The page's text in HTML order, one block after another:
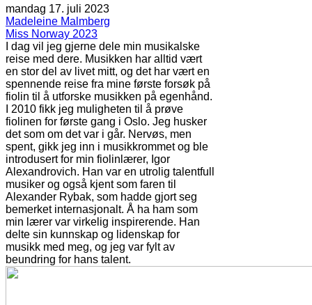
mandag 17. juli 2023
Madeleine Malmberg
Miss Norway 2023
I dag vil jeg gjerne dele min musikalske
reise med dere. Musikken har alltid vært
en stor del av livet mitt, og det har vært en
spennende reise fra mine første forsøk på
fiolin til å utforske musikken på egenhånd.
I 2010 fikk jeg muligheten til å prøve
fiolinen for første gang i Oslo. Jeg husker
det som om det var i går. Nervøs, men
spent, gikk jeg inn i musikkrommet og ble
introdusert for min fiolinlærer, Igor
Alexandrovich. Han var en utrolig talentfull
musiker og også kjent som faren til
Alexander Rybak, som hadde gjort seg
bemerket internasjonalt. Å ha ham som
min lærer var virkelig inspirerende. Han
delte sin kunnskap og lidenskap for
musikk med meg, og jeg var fylt av
beundring for hans talent.